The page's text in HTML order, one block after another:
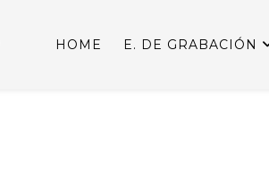
HOME E. DE GRABACIÓN